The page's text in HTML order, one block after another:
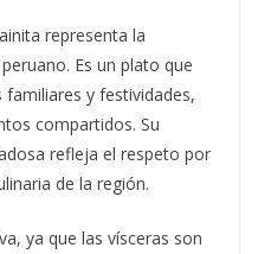
representa la
Es un plato que
familiares y festividades,
compartidos. Su
refleja el respeto por
de la región.
ya que las vísceras son